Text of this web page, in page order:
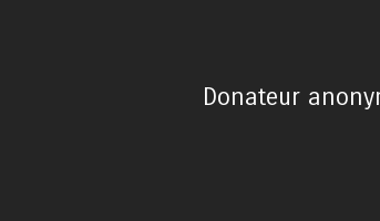
Donateur